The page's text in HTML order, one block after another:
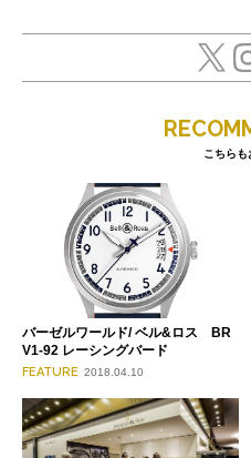
こちらも
バーゼルワールド/ ベル&ロス BR
V1-92 レーシングバード
FEATURE 2018.04.10